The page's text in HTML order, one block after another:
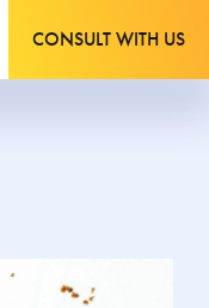
CONSULT WITH US